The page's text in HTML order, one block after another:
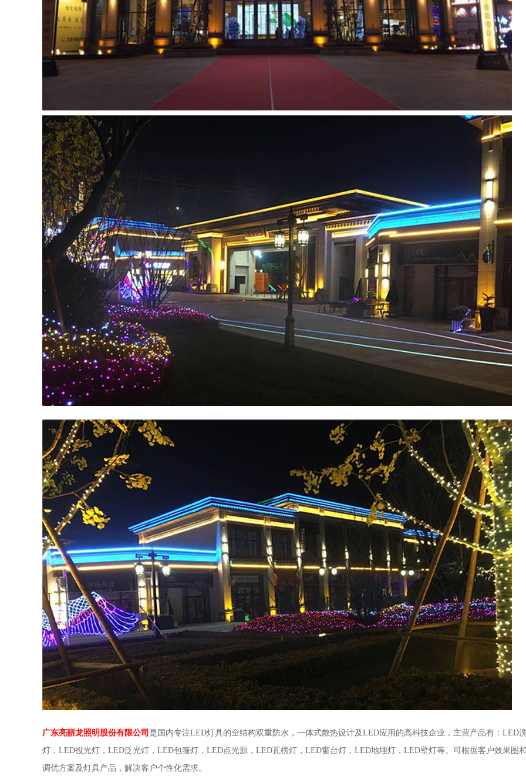
广东亮丽龙照明股份有限公司 是国内专注LED灯具的全结构双重防水，一体式散热设计及LED应用的高科技企业，主营产品有：LED
灯，LED投光灯，LED泛光灯，LED包箍灯，LED点光源，LED瓦楞灯，LED窗台灯，LED地埋灯，LED壁灯等。可根据客户效果图
调优方案及灯具产品，解决客户个性化需求。